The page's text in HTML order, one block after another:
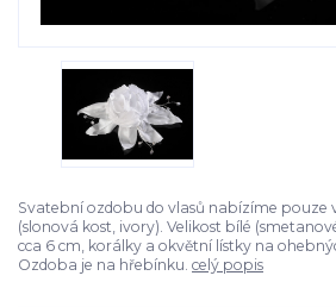
Svatební ozdobu do vlasů nabízíme pouze
(slonová kost, ivory). Velikost bílé
cca 6 cm, korálky a okvětní lístky na
Ozdoba je na hřebínku. celý popis